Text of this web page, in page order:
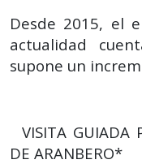
Desde 2015, el
actualidad
supone un
VISITA GUIADA
DE ARANBERO*